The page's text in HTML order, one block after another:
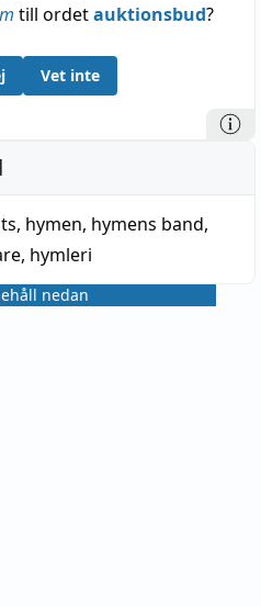
till ordetauktionsbud?
Vet inte
, hymen, hymens band,
, hymleri
nedan